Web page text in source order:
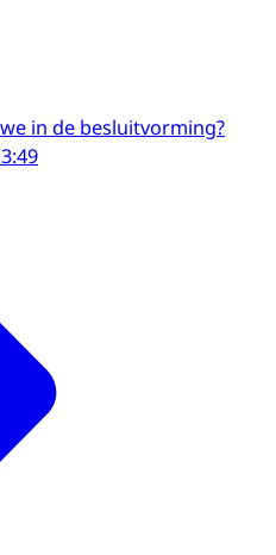
in de besluitvorming?